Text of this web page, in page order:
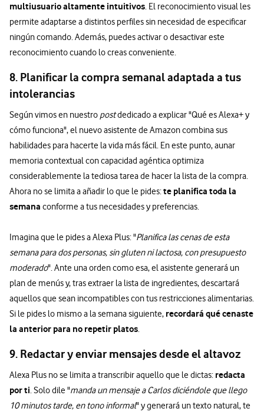
multiusuario altamente intuitivos. El reconocimiento visual les
permite adaptarse a distintos perfiles sin necesidad de especificar
ningún comando. Además, puedes activar o desactivar este
reconocimiento cuando lo creas conveniente.
8. Planificar la compra semanal adaptada a tus
intolerancias
Según vimos en nuestro postdedicado a explicar "Qué es Alexa+ y
cómo funciona", el nuevo asistente de Amazon combina sus
habilidades para hacerte la vida más fácil. En este punto, aunar
memoria contextual con capacidad agéntica optimiza
considerablemente la tediosa tarea de hacer la lista de la compra.
Ahora no se limita a añadir lo que le pides:te planifica toda la
semana conforme a tus necesidades y preferencias.
Imagina que le pides a Alexa Plus: "Planifica las cenas de esta
semana para dos personas, sin gluten ni lactosa, con presupuesto
moderado". Ante una orden como esa, el asistente generará un
plan de menús y, tras extraer la lista de ingredientes, descartará
aquellos que sean incompatibles con tus restricciones alimentarias.
Si le pides lo mismo a la semana siguiente, recordará qué cenaste
la anterior para no repetir platos.
9. Redactar y enviar mensajes desde el altavoz
Alexa Plus no se limita a transcribir aquello que le dictas: redacta
por ti. Solo dile "manda un mensaje a Carlos diciéndole que llego
10 minutos tarde, en tono informal" y generará un texto natural, te